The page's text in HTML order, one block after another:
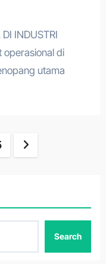
operasional di
utama
Search